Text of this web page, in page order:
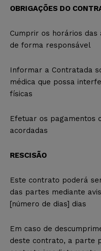
OBRIGAÇÕES DO
Cumprir os horários
de forma responsável
Informar a Contratada
médica que possa
físicas
Efetuar os pagamentos
acordadas
RESCISÃO
Este contrato poderá
das partes mediante
[número de dias] dias
Em caso de
deste contrato, a parte